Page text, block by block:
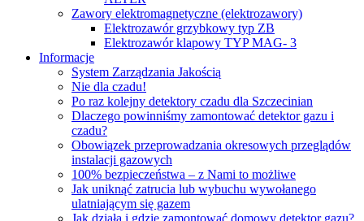
Zawory elektromagnetyczne (elektrozawory)
Elektrozawór grzybkowy typ ZB
Elektrozawór klapowy TYP MAG- 3
Informacje
System Zarządzania Jakością
Nie dla czadu!
Po raz kolejny detektory czadu dla Szczecinian
Dlaczego powinniśmy zamontować detektor gazu i
czadu?
Obowiązek przeprowadzania okresowych przeglądów
instalacji gazowych
100% bezpieczeństwa – z Nami to możliwe
Jak uniknąć zatrucia lub wybuchu wywołanego
ulatniającym się gazem
Jak działa i gdzie zamontować domowy detektor gazu?